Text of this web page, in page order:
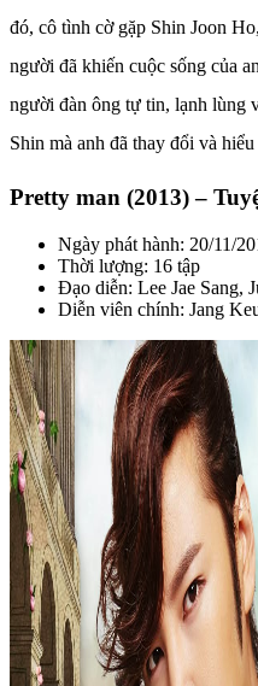
đó, cô tình cờ gặp Shin Joon
người đã khiến cuộc sống của
người đàn ông tự tin, lạnh lùng
Shin mà anh đã thay đổi và
Pretty man (2013) –
Ngày phát hành: 20/11/
Thời lượng: 16 tập
Đạo diễn: Lee Jae Sang,
Diễn viên chính: Jang